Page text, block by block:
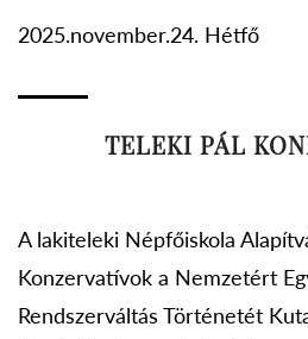
2025.november.24. Hétfő
TELEKI PÁL
A lakiteleki Népfőiskola
Konzervatívok a Nemzetért
Rendszerváltás Történetét